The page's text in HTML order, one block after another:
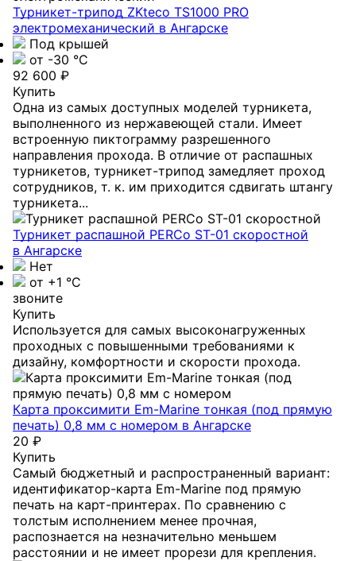
Турникет-трипод ZKteco TS1000 PRO
электромеханический в Ангарске
Под крышей
от -30 °С
92 600 ₽
Купить
Одна из самых доступных моделей турникета,
выполненного из нержавеющей стали. Имеет
встроенную пиктограмму разрешенного
направления прохода. В отличие от распашных
турникетов, турникет-трипод замедляет проход
сотрудников, т. к. им приходится сдвигать штангу
турникета...
Турникет распашной PERCo ST-01 скоростной
в Ангарске
Нет
от +1 °C
звоните
Купить
Используется для самых высоконагруженных
проходных с повышенными требованиями к
дизайну, комфортности и скорости прохода.
Карта проксимити Em-Marine тонкая (под прямую
печать) 0,8 мм с номером в Ангарске
20 ₽
Купить
Самый бюджетный и распространенный вариант:
идентификатор-карта Em-Marine под прямую
печать на карт-принтерах. По сравнению с
толстым исполнением менее прочная,
распознается на незначительно меньшем
расстоянии и не имеет прорези для крепления.